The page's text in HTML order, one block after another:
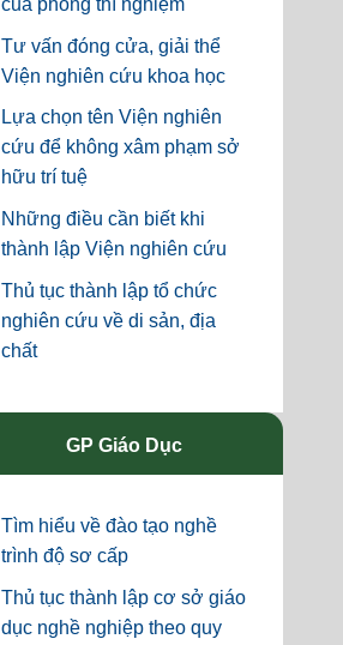
của phòng thí nghiệm
Tư vấn đóng cửa, giải thể
Viện nghiên cứu khoa học
Lựa chọn tên Viện nghiên
cứu để không xâm phạm sở
hữu trí tuệ
Những điều cần biết khi
thành lập Viện nghiên cứu
Thủ tục thành lập tổ chức
nghiên cứu về di sản, địa
chất
GP Giáo Dục
Tìm hiểu về đào tạo nghề
trình độ sơ cấp
Thủ tục thành lập cơ sở giáo
dục nghề nghiệp theo quy